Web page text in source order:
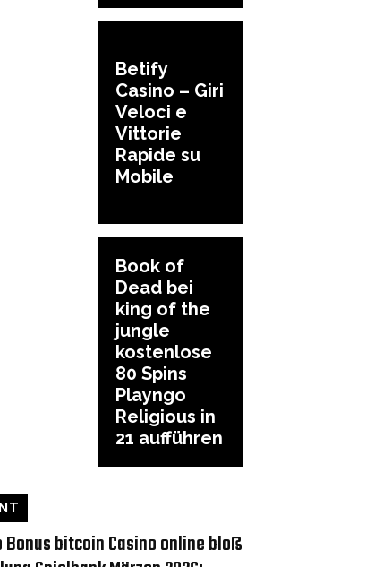
Betify
Casino – Giri
Veloci e
Vittorie
Rapide su
Mobile
Book of
Dead bei
king of the
jungle
kostenlose
80 Spins
Playngo
Religious in
21 aufführen
Bonus bitcoin Casino online bloß